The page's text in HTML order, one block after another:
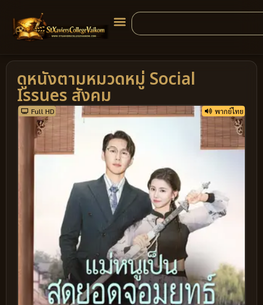
ดูหนังตามหมวดหมู่ Social
Issues สังคม
Full HD พากย์ไทย